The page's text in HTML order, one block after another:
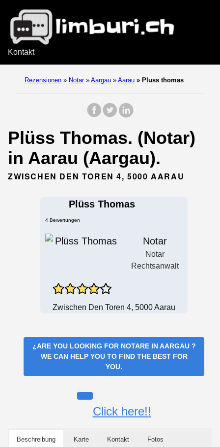
Kontakt
Rezensionen » Notar » Aargau » Aarau » Pluss thomas
Plüss Thomas. (Notar)
in Aarau (Aargau).
ZWISCHEN DEN TOREN 4, 5000 AARAU
Plüss Thomas
4 Bewertungen
Notar
Notar
Rechtsanwalt
Zwischen Den Toren 4, 5000 Aarau
¿ARE YOU LOOKING FOR NOTARE IN AARGAU ?
WE CAN HELP YOU TO FIND THE BEST FOR
YOU.
Click here!!
Beschreibung Karte Kontakt Fotos